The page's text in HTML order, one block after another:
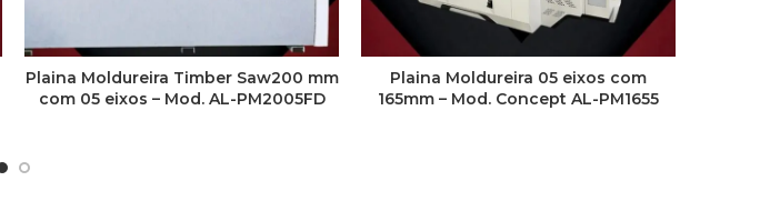
Plaina Moldureira Timber Saw200 mm
com 05 eixos – Mod. AL-PM2005FD
Plaina Moldureira 05 eixos com
165mm – Mod. Concept AL-PM1655